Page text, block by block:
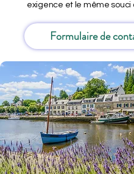
exigence et le même souci
Formulaire de